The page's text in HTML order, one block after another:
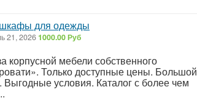
для одежды
21, 20261000.00 Руб
корпусной мебели собственного
Только доступные цены. Большой
Выгодные условия. Каталог с более чем